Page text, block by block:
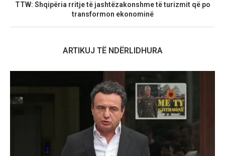
TTW: Shqipëria rritje të jashtëzakonshme të turizmit që po
transformon ekonominë
ARTIKUJ TË NDËRLIDHURA